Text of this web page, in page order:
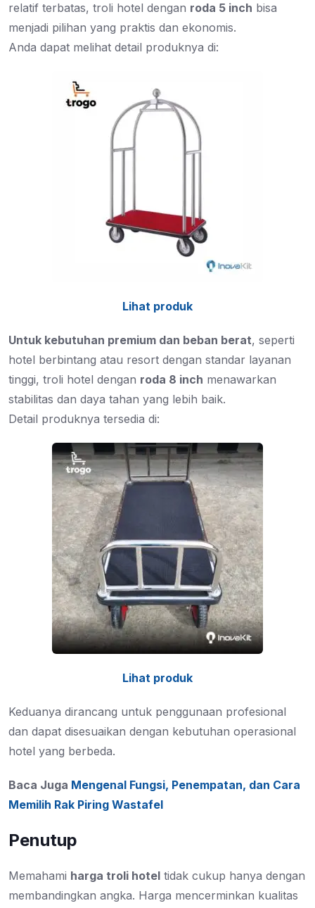
relatif terbatas, troli hotel dengan roda 5 inch bisa
menjadi pilihan yang praktis dan ekonomis.
Anda dapat melihat detail produknya di:
Lihat produk
Untuk kebutuhan premium dan beban berat, seperti
hotel berbintang atau resort dengan standar layanan
tinggi, troli hotel dengan roda 8 inch menawarkan
stabilitas dan daya tahan yang lebih baik.
Detail produknya tersedia di:
Lihat produk
Keduanya dirancang untuk penggunaan profesional
dan dapat disesuaikan dengan kebutuhan operasional
hotel yang berbeda.
Baca Juga Mengenal Fungsi, Penempatan, dan Cara
Memilih Rak Piring Wastafel
Penutup
Memahami harga troli hotel tidak cukup hanya dengan
membandingkan angka. Harga mencerminkan kualitas